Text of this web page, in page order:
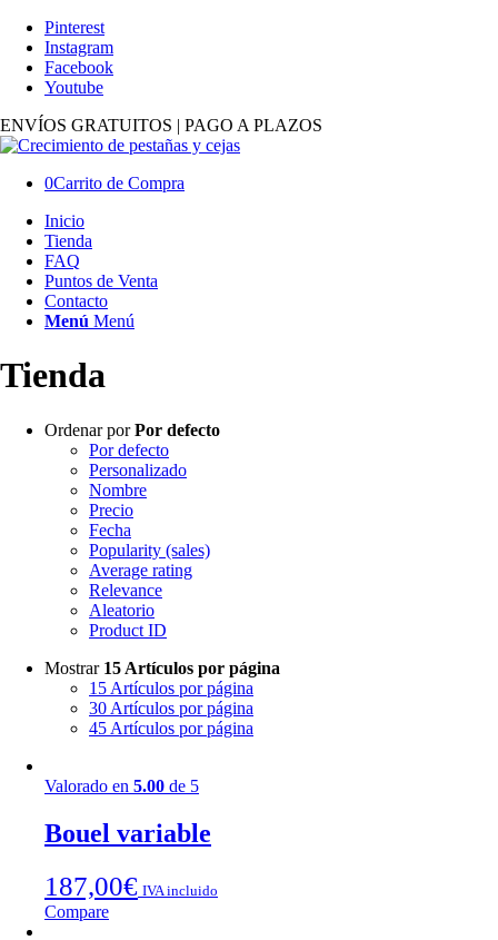
Pinterest
Instagram
Facebook
Youtube
ENVÍOS GRATUITOS | PAGO A PLAZOS
0Carrito de Compra
Inicio
Tienda
FAQ
Puntos de Venta
Contacto
Menú Menú
Tienda
Ordenar porPor defecto
Por defecto
Personalizado
Nombre
Precio
Fecha
Popularity (sales)
Average rating
Relevance
Aleatorio
Product ID
Mostrar 15 Artículos por página
15 Artículos por página
30 Artículos por página
45 Artículos por página
Valorado en 5.00 de 5
Bouel variable
187,00€ IVA incluido
Compare